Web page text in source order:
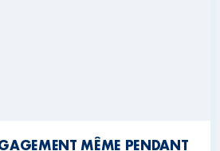
MÊME PENDANT